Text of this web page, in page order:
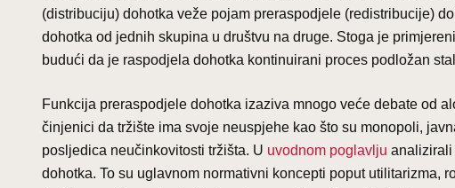
(distribuciju) dohotka veže pojam preraspodjele (redistribucije)
dohotka od jednih skupina u društvu na druge. Stoga je
budući da je raspodjela dohotka kontinuirani proces podložan
Funkcija preraspodjele dohotka izaziva mnogo veće debate od
činjenici da tržište ima svoje neuspjehe kao što su monopoli,
posljedica neučinkovitosti tržišta. U uvodnom poglavlju analizirali
dohotka. To su uglavnom normativni koncepti poput